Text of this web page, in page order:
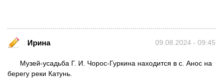
09.08.2024 - 09:45
Ирина
Музей-усадьба Г. И. Чорос-Гуркина находится в с. Анос на
берегу реки Катунь.